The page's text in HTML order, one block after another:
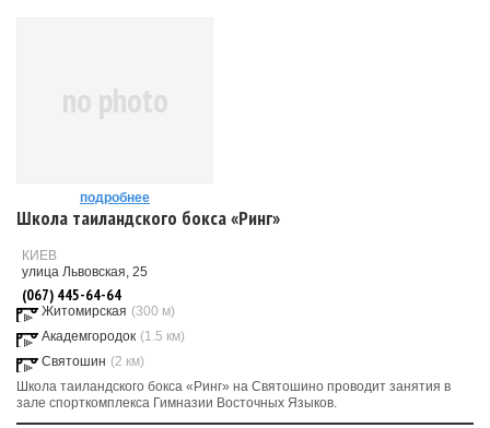
no photo
подробнее
Школа таиландского бокса «Ринг»
КИЕВ
улица Львовская, 25
(067) 445-64-64
Житомирская (300 м)
Академгородок (1.5 км)
Святошин (2 км)
Школа таиландского бокса «Ринг» на Святошино проводит занятия в
зале спорткомплекса Гимназии Восточных Языков.